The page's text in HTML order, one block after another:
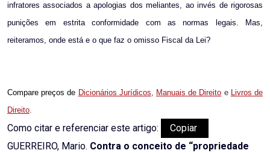
infratores associados a apologias dos meliantes, ao invés de rigorosas
punições em estrita conformidade com as normas legais. Mas,
reiteramos, onde está e o que faz o omisso Fiscal da Lei?
Compare preços de Dicionários Jurídicos, Manuais de Direito e Livros de
Direito.
Como citar e referenciar este artigo:
Copiar
GUERREIRO, Mario. Contra o conceito de “propriedade